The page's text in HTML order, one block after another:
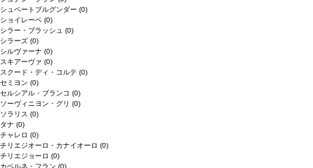
シュペートブルグンダー (0)
ショイレーベ (0)
シラー・ブラッシュ (0)
シラーズ (0)
シルヴァーナ (0)
スキアーヴァ (0)
スクード・ディ・コルテ (0)
セミヨン (0)
セルシアル・ブランコ (0)
ソーヴィニヨン・グリ (0)
ソラリス (0)
タナ (0)
チャレロ (0)
チリエジオーロ・カナイオーロ (0)
チリエジョーロ (0)